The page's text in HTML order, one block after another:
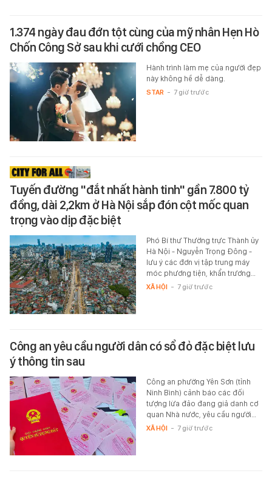
1.374 ngày đau đớn tột cùng của mỹ nhân Hẹn Hò
Chốn Công Sở sau khi cưới chồng CEO
Hành trình làm mẹ của người đẹp
này không hề dễ dàng.
STAR - 7 giờ trước
Tuyến đường "đắt nhất hành tinh" gần 7.800 tỷ
đồng, dài 2,2km ở Hà Nội sắp đón cột mốc quan
trọng vào dịp đặc biệt
Phó Bí thư Thường trực Thành ủy
Hà Nội - Nguyễn Trọng Đông -
lưu ý các đơn vị tập trung máy
móc phương tiện, khẩn trương…
XÃ HỘI - 7 giờ trước
Công an yêu cầu người dân có sổ đỏ đặc biệt lưu
ý thông tin sau
Công an phường Yên Sơn (tỉnh
Ninh Bình) cảnh báo các đối
tượng lừa đảo đang giả danh cơ
quan Nhà nước, yêu cầu người…
XÃ HỘI - 7 giờ trước